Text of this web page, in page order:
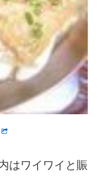
はワイワイと賑